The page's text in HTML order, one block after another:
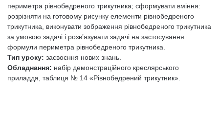
периметра рівнобедреного трикутника; сформувати вміння:
розрізняти на готовому рисунку елементи рівнобедреного
трикутника, виконувати зображення рівнобедреного трикутника
за умовою задачі і розв’язувати задачі на застосування
формули периметра рівнобедреного трикутника.
Тип уроку: засвоєння нових знань.
Обладнання: набір демонстраційного креслярського
приладдя, таблиця № 14 «Рівнобедрений трикутник».